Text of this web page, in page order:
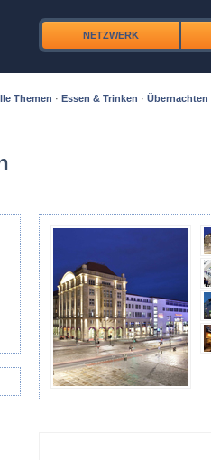
NETZWERK
Themen · Essen & Trinken · Übernachten